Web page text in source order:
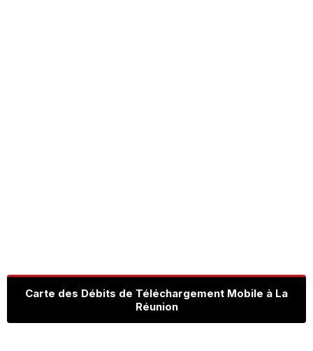
Carte des Débits de Téléchargement Mobile à La
Réunion